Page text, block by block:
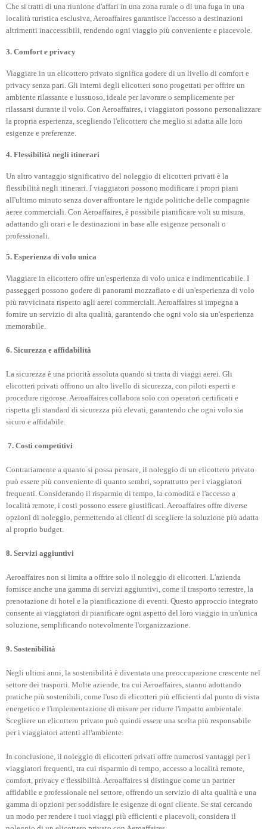
Che si tratti di una riunione d'affari in una zona rurale o di una fuga in una
località turistica esclusiva, Aeroaffaires garantisce l'accesso a destinazioni
altrimenti inaccessibili, rendendo ogni viaggio più conveniente e piacevole.
3. Comfort e privacy
Viaggiare in un elicottero privato significa godere di un livello di comfort e
privacy senza pari. Gli interni degli elicotteri sono progettati per offrire un
ambiente rilassante e lussuoso, ideale per lavorare o semplicemente per
rilassarsi durante il volo. Con Aeroaffaires, i viaggiatori possono personalizzare
la propria esperienza, scegliendo l'elicottero che meglio si adatta alle loro
esigenze e preferenze.
4. Flessibilità negli itinerari
Un altro vantaggio significativo del noleggio di elicotteri privati è la
flessibilità negli itinerari. I viaggiatori possono modificare i propri piani
all'ultimo minuto senza dover affrontare le rigide politiche delle compagnie
aeree commerciali. Con Aeroaffaires, è possibile pianificare voli su misura,
adattando gli orari e le destinazioni in base alle esigenze personali o
professionali.
5. Esperienza di volo unica
Viaggiare in elicottero offre un'esperienza di volo unica e indimenticabile. I
passeggeri possono godere di panorami mozzafiato e di un'esperienza di volo
più ravvicinata rispetto agli aerei commerciali. Aeroaffaires si impegna a
fornire un servizio di alta qualità, garantendo che ogni volo sia un'esperienza
memorabile.
6. Sicurezza e affidabilità
La sicurezza è una priorità assoluta quando si tratta di viaggi aerei. Gli
elicotteri privati offrono un alto livello di sicurezza, con piloti esperti e
procedure rigorose. Aeroaffaires collabora solo con operatori certificati e
rispetta gli standard di sicurezza più elevati, garantendo che ogni volo sia
sicuro e affidabile.
7. Costi competitivi
Contrariamente a quanto si possa pensare, il noleggio di un elicottero privato
può essere più conveniente di quanto sembri, soprattutto per i viaggiatori
frequenti. Considerando il risparmio di tempo, la comodità e l'accesso a
località remote, i costi possono essere giustificati. Aeroaffaires offre diverse
opzioni di noleggio, permettendo ai clienti di scegliere la soluzione più adatta
al proprio budget.
8. Servizi aggiuntivi
Aeroaffaires non si limita a offrire solo il noleggio di elicotteri. L'azienda
fornisce anche una gamma di servizi aggiuntivi, come il trasporto terrestre, la
prenotazione di hotel e la pianificazione di eventi. Questo approccio integrato
consente ai viaggiatori di pianificare ogni aspetto del loro viaggio in un'unica
soluzione, semplificando notevolmente l'organizzazione.
9. Sostenibilità
Negli ultimi anni, la sostenibilità è diventata una preoccupazione crescente nel
settore dei trasporti. Molte aziende, tra cui Aeroaffaires, stanno adottando
pratiche più sostenibili, come l'uso di elicotteri più efficienti dal punto di vista
energetico e l'implementazione di misure per ridurre l'impatto ambientale.
Scegliere un elicottero privato può quindi essere una scelta più responsabile
per i viaggiatori attenti all'ambiente.
In conclusione, il noleggio di elicotteri privati offre numerosi vantaggi per i
viaggiatori frequenti, tra cui risparmio di tempo, accesso a località remote,
comfort, privacy e flessibilità. Aeroaffaires si distingue come un partner
affidabile e professionale nel settore, offrendo un servizio di alta qualità e una
gamma di opzioni per soddisfare le esigenze di ogni cliente. Se stai cercando
un modo per rendere i tuoi viaggi più efficienti e piacevoli, considera il